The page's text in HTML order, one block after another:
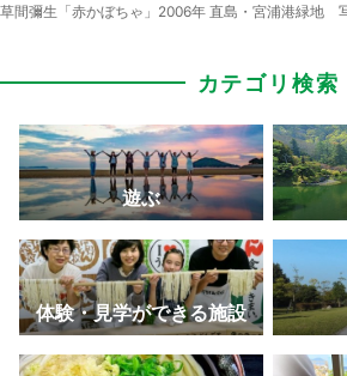
草間彌生「赤かぼちゃ」2006年 直島・宮浦港緑地
屋島
景・夜景はおすすめ。
さぬきこどもの国
体験型の遊びを通して一日
童館。
玉藻公園（玉藻城）
鯛に餌をあげて自分の願い
ドルフィンセンター
ができる
大串自然公園
海・山・風などの美しい自
ット。
しろとり動物園
動物と距離が近い香川県唯
丸亀城
の名城。
金丸座
現存する日本最古の芝居小
伎大芝居」開催
瀬戸大橋記念公園
本州と四国を結ぶ瀬戸大橋
海員学校（粟島）
学校校舎跡。
父母ヶ浜
SNSで拡散！ウユニ塩湖の
気スポット。
高屋神社
標高404メートルにある天
エンジェルロード
叶う天使の道。
寒霞渓
四季折々の景色を楽しめる
めは絶景
二十四の瞳映画村
映画のロケ地で、どこか懐
カテゴリ検索
遊ぶ
体験・見学ができる施設